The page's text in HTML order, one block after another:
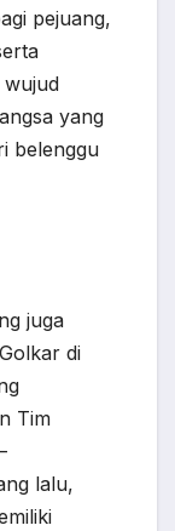
pejuang,
wujud
yang
belenggu
juga
di
Tim
lalu,